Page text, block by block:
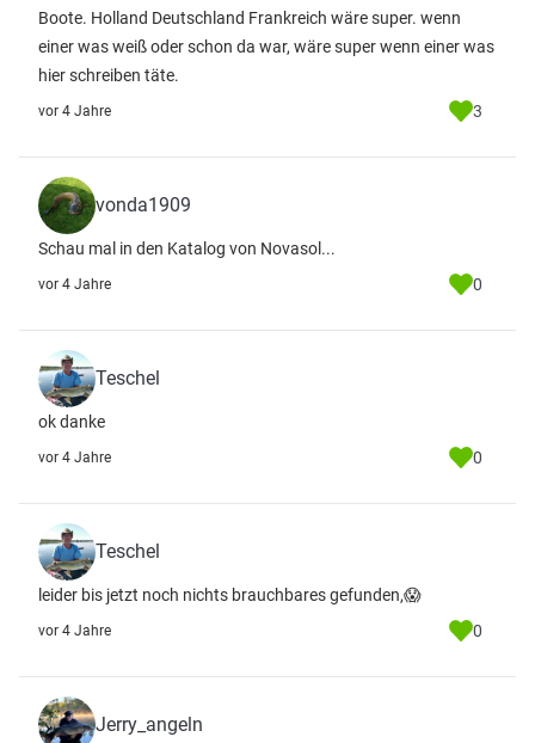
Boote. Holland Deutschland Frankreich wäre super. wenn
einer was weiß oder schon da war, wäre super wenn einer was
hier schreiben täte.
vor 4 Jahre 3
vonda1909
Schau mal in den Katalog von Novasol...
vor 4 Jahre 0
Teschel
ok danke
vor 4 Jahre 0
Teschel
leider bis jetzt noch nichts brauchbares gefunden,😱
vor 4 Jahre 0
Jerry_angeln